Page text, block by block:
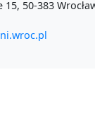
50-383